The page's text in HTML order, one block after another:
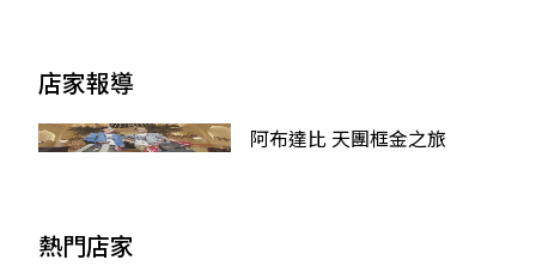
店家報導
阿布達比 天團框金之旅
熱門店家